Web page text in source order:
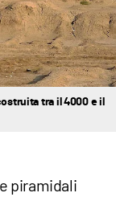
tra il 4000 e il
piramidali